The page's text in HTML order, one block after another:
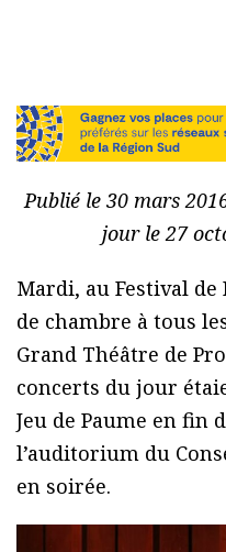
Publié le 30 mars
jour le 27
Mardi, au Festival de
de chambre à tous
Grand Théâtre de
concerts du jour
Jeu de Paume en fin
l’auditorium du
en soirée.